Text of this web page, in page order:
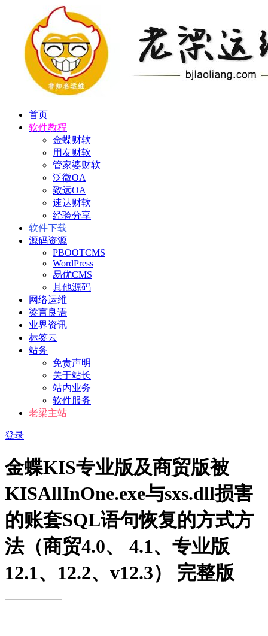
首页
软件教程
金蝶财软
用友财软
管家婆财软
泛微OA
致远OA
速达财软
经验分享
软件下载
源码资源
PBOOTCMS
WordPress
易优CMS
其他源码
网络运维
梁言良语
业界资讯
标签云
站务
免责声明
关于站长
站内业务
软件服务
老梁主站
登录
金蝶KIS专业版及商贸版被
KISAllInOne.exe与sxs.dll损害
的账套SQL语句恢复的方式方
法（商贸4.0、 4.1、专业版
12.1、12.2、v12.3） 完整版